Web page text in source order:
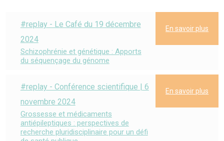
#replay - Le Café du 19 décembre
2024
Schizophrénie et génétique : Apports
du séquençage du génome
En savoir plus
#replay - Conférence scientifique | 6
novembre 2024
Grossesse et médicaments
antiépileptiques : perspectives de
recherche pluridisciplinaire pour un défi
En savoir plus